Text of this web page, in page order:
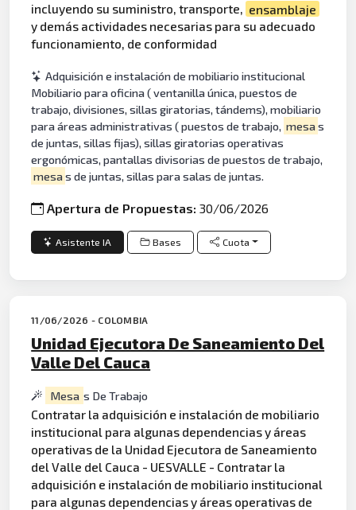
incluyendo su suministro, transporte, ensamblaje
y demás actividades necesarias para su adecuado
funcionamiento, de conformidad
Adquisición e instalación de mobiliario institucional
Mobiliario para oficina ( ventanilla única, puestos de
trabajo, divisiones, sillas giratorias, tándems), mobiliario
para áreas administrativas ( puestos de trabajo, mesas
de juntas, sillas fijas), sillas giratorias operativas
ergonómicas, pantallas divisorias de puestos de trabajo,
mesas de juntas, sillas para salas de juntas.
Apertura de Propuestas:30/06/2026
Asistente IA Bases Cuota
11/06/2026 - COLOMBIA
Unidad Ejecutora De Saneamiento Del
Valle Del Cauca
Mesa s De Trabajo
Contratar la adquisición e instalación de mobiliario
institucional para algunas dependencias y áreas
operativas de la Unidad Ejecutora de Saneamiento
del Valle del Cauca - UESVALLE - Contratar la
adquisición e instalación de mobiliario institucional
para algunas dependencias y áreas operativas de